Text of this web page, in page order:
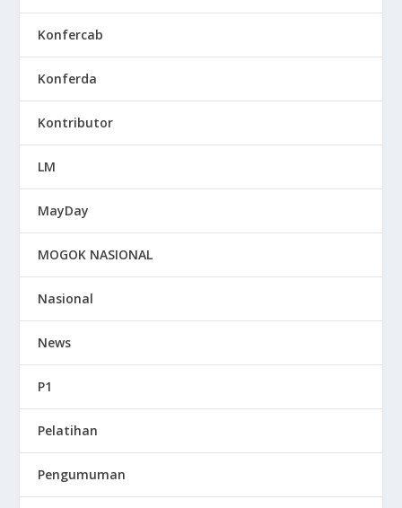
Konfercab
Konferda
Kontributor
LM
MayDay
MOGOK NASIONAL
Nasional
News
P1
Pelatihan
Pengumuman